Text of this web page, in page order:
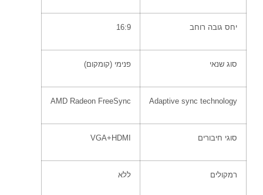
יחס גובה רוחב 16:9
סוג שנאי פנימי (קומקום)
Adaptive sync technology
AMD Radeon FreeSync
סוגי חיבורים VGA+HDMI
רמקולים ללא